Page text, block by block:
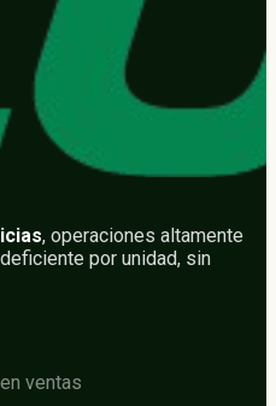
, operaciones altamente
por unidad, sin
ventas